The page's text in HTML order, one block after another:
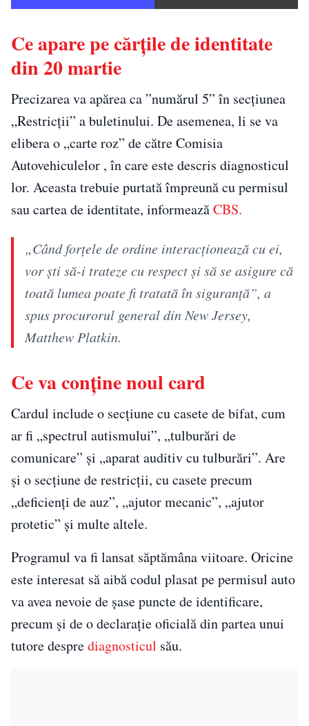
Ce apare pe cărțile de identitate
din 20 martie
Precizarea va apărea ca ”numărul 5” în secțiunea
„Restricții” a buletinului. De asemenea, li se va
elibera o „carte roz” de către Comisia
Autovehiculelor , în care este descris diagnosticul
lor. Aceasta trebuie purtată împreună cu permisul
sau cartea de identitate, informeazăCBS.
„Când forțele de ordine interacționează cu ei,
vor ști să-i trateze cu respect și să se asigure că
toată lumea poate fi tratată în siguranță”, a
spus procurorul general din New Jersey,
Matthew Platkin.
Ce va conține noul card
Cardul include o secțiune cu casete de bifat, cum
ar fi „spectrul autismului”, „tulburări de
comunicare” și „aparat auditiv cu tulburări”. Are
și o secțiune de restricții, cu casete precum
„deficienți de auz”, „ajutor mecanic”, „ajutor
protetic” și multe altele.
Programul va fi lansat săptămâna viitoare. Oricine
este interesat să aibă codul plasat pe permisul auto
va avea nevoie de șase puncte de identificare,
precum și de o declarație oficială din partea unui
tutore desprediagnosticul său.